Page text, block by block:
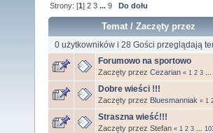
Strony: [1]2 3 ...9 Do dołu
Temat/Zaczęty przez
0 użytkowników i 28 Gości przeglądają
Forumowo na sportowo
Zaczęty przez Cezarian « 1 2 3
Dobre wieści !!!
Zaczęty przez Bluesmanniak « 1
Straszna wieść!!!
Zaczęty przez Stefan « 1 2 3